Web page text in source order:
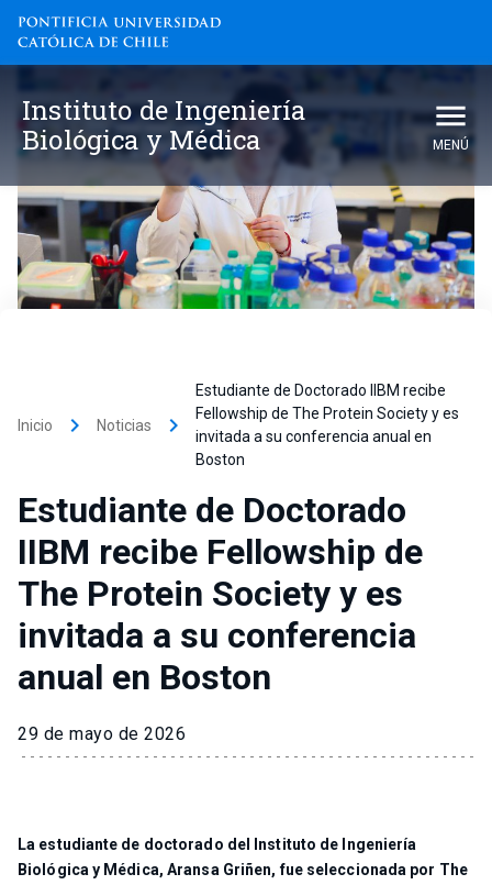
Instituto de Ingeniería
Biológica y Médica
MENÚ
Inicio keyboard_arrow_right Noticias keyboard_arrow_right
Estudiante de Doctorado IIBM recibe
Fellowship de The Protein Society y es
invitada a su conferencia anual en
Boston
Estudiante de Doctorado
IIBM recibe Fellowship de
The Protein Society y es
invitada a su conferencia
anual en Boston
29 de mayo de 2026
La estudiante de doctorado del Instituto de Ingeniería
Biológica y Médica, Aransa Griñen, fue seleccionada por The